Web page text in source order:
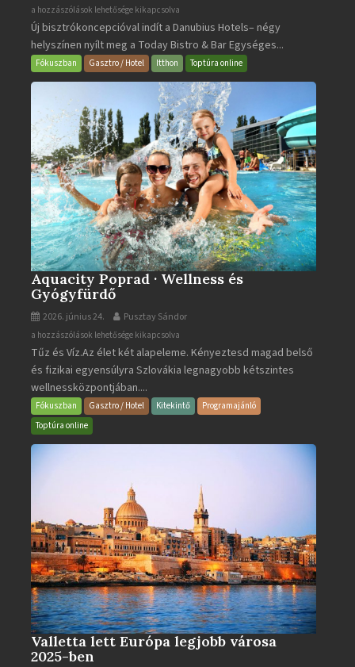
Today
Bistro
&
Bar
bejegyzéshez
a hozzászólások lehetősége kikapcsolva
Új bisztrókoncepcióval indít a Danubius Hotels– négy
helyszínen nyílt meg a Today Bistro & Bar Egységes...
Fókuszban Gasztro / Hotel Itthon Toptúra online
Aquacity Poprad · Wellness és
Gyógyfürdő
2026. június 24. Pusztay Sándor
Aquacity
Poprad
·
Wellness
és
Gyógyfürdő
a hozzászólások lehetősége kikapcsolva
Tűz és Víz.Az élet két alapeleme. Kényeztesd magad belső
és fizikai egyensúlyra Szlovákia legnagyobb kétszintes
wellnessközpontjában....
Fókuszban Gasztro / Hotel Kitekintő
Programajánló
Toptúra online
Valletta lett Európa legjobb városa
2025-ben